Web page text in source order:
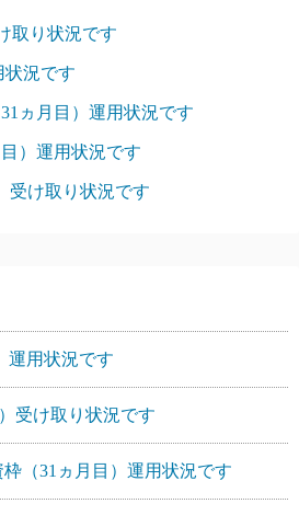
取り状況です
状況です
ヵ月目）運用状況です
）運用状況です
受け取り状況です
運用状況です
受け取り状況です
（31ヵ月目）運用状況です